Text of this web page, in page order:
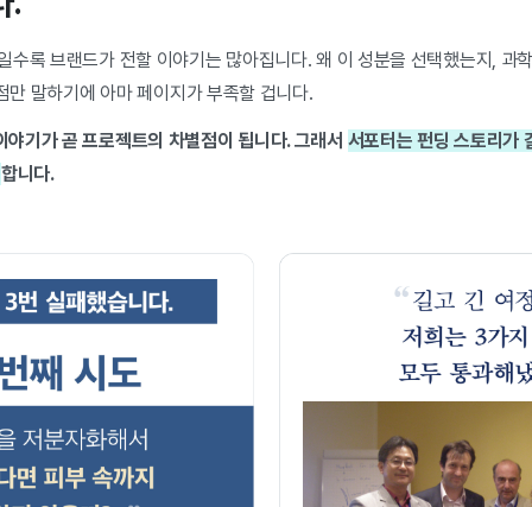
수록 브랜드가 전할 이야기는 많아집니다. 왜 이 성분을 선택했는지, 과
만 말하기에 아마 페이지가 부족할 겁니다.
기가 곧 프로젝트의 차별점이 됩니다. 그래서 서포터는 펀딩 스토리가
합니다.